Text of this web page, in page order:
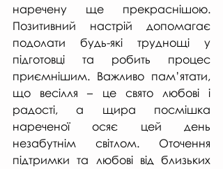
наречену ще прекраснішою.
Позитивний настрій допомагає
подолати будь-які труднощі у
підготовці та робить процес
приємнішим. Важливо пам’ятати,
що весілля – це свято любові і
радості, а щира посмішка
нареченої осяє цей день
незабутнім світлом. Оточення
підтримки та любові від близьких